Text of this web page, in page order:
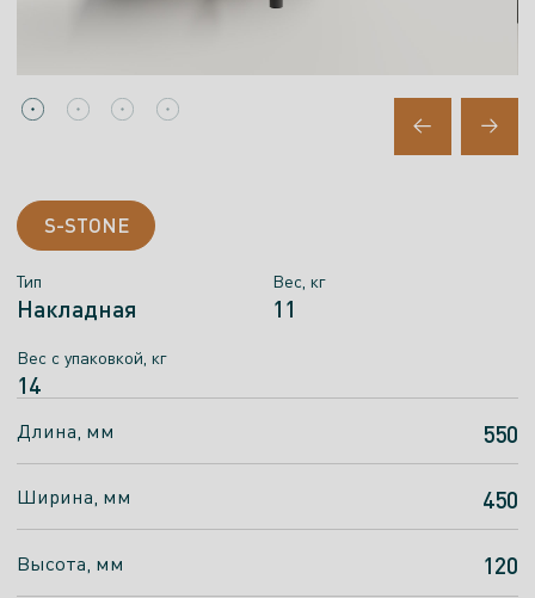
S-STONE
Тип
Накладная
Вес, кг
11
Вес c упаковкой, кг
14
Длина, мм 550
Ширина, мм 450
Высота, мм 120